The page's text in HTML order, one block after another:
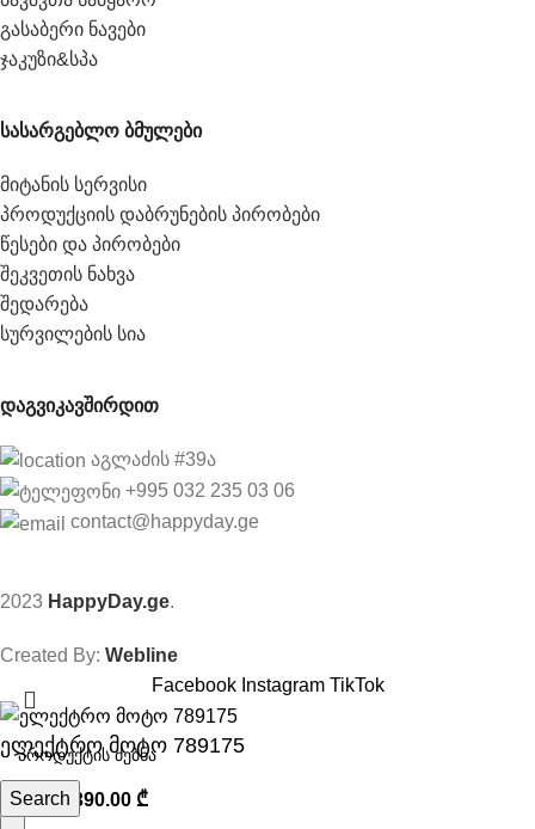
გასაბერი ნავები
ჯაკუზი&სპა
სასარგებლო ბმულები
მიტანის სერვისი
პროდუქციის დაბრუნების პირობები
წესები და პირობები
შეკვეთის ნახვა
შედარება
სურვილების სია
დაგვიკავშირდით
აგლაძის #39ა
+995 032 235 03 06
contact@happyday.ge
2023 HappyDay.ge.
Created By: Webline
Search
Facebook Instagram TikTok
ელექტრო მოტო 789175
520.00₾ 390.00 ₾